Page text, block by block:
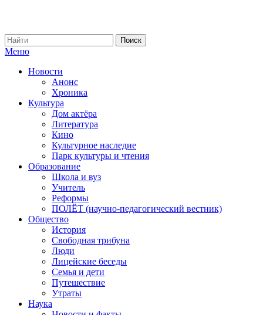
Меню
Новости
Анонс
Хроника
Культура
Дом актёра
Литература
Кино
Культурное наследие
Парк культуры и чтения
Образование
Школа и вуз
Учитель
Реформы
ПОЛЁТ (научно-педагогический вестник)
Общество
История
Свободная трибуна
Люди
Лицейские беседы
Семья и дети
Путешествие
Утраты
Наука